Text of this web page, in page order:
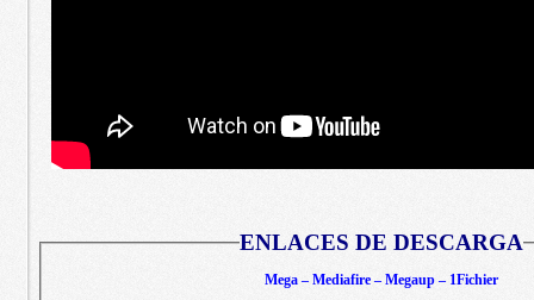
ENLACES DE DESCARGA
Mega – Mediafire – Megaup – 1Fichier